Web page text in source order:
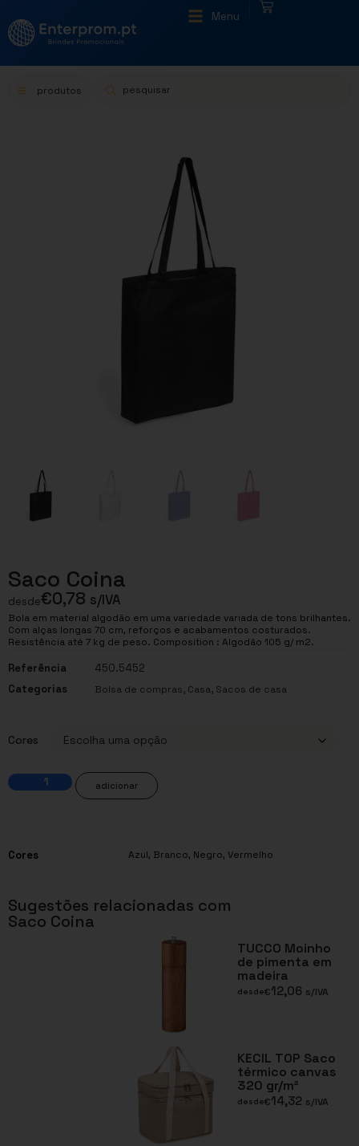
Menu
produtos
Saco Coina
desde€0,78 s/IVA
Bola em material algodão em uma variedade variada de tons brilhantes.
Com alças longas 70 cm, reforços e acabamentos costurados.
Resistência até 7 kg de peso. Composition : Algodão 105 g/ m2.
Referência
450.5452
Categorias
Bolsa de compras, Casa, Sacos de casa
Cores
adicionar
Cores Azul, Branco, Negro, Vermelho
Sugestões relacionadas com
Saco Coina
TUCCO Moinho
de pimenta em
madeira
desde€12,06 s/IVA
KECIL TOP Saco
térmico canvas
320 gr/m²
desde€14,32 s/IVA